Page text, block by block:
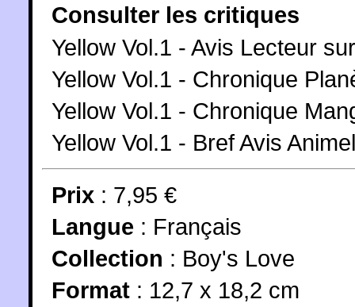
Consulter les critiques
Yellow Vol.1 - Avis Lecteur
Yellow Vol.1 - Chronique
Yellow Vol.1 - Chronique
Yellow Vol.1 - Bref Avis
Prix : 7,95 €
Langue : Français
Collection : Boy's Love
Format : 12,7 x 18,2 cm